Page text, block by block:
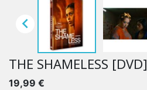

THE SHAMELESS [DVD]
19,99 €